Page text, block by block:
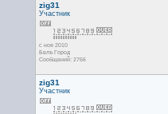
zig31
Участник
с ноя 2010
Белъ Город
Сообщений: 2766
zig31
Участник